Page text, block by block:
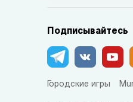
Подписывайтесь
Городские игры